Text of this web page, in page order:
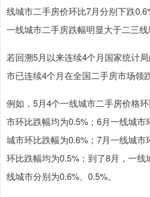
线城市二手房价环比7月分别下跌
一线城市二手房跌幅明显大于二三线
若回溯5月以来连续4个月国家统计
市已连续4个月在全国二手房市场领跌
例如，5月4个一线城市二手房价格
市环比跌幅均为0.5%；6月一线城
城市环比跌幅为0.6%；7月一线城
环比跌幅均为0.5%；到了8月，一
线城市分别为0.6%、0.5%。